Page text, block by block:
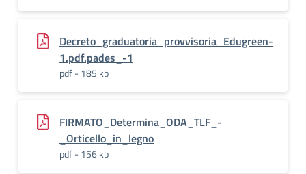
Decreto_graduatoria_provvisoria_Edugreen-
1.pdf.pades_-1
pdf - 185 kb
FIRMATO_Determina_ODA_TLF_-
_Orticello_in_legno
pdf - 156 kb